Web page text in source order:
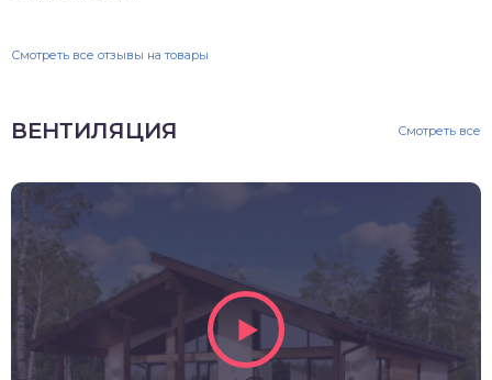
Смотреть все отзывы на товары
ВЕНТИЛЯЦИЯ Смотреть все